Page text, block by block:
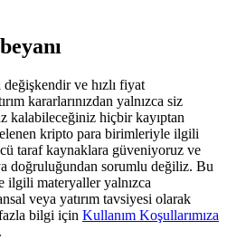
500,000 USDT
Carnival
USDT Bonus
ve hızlı fiyat
kararlarınızdan yalnızca siz
kalabileceğiniz hiçbir kayıptan
kripto para birimleriyle ilgili
taraf kaynaklara güveniyoruz ve
doğruluğundan sorumlu değiliz. Bu
ilgili materyaller yalnızca
veya yatırım tavsiyesi olarak
bilgi için Kullanım Koşullarımıza